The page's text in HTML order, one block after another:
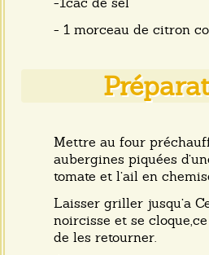
- 1 morceau de citron
Mettre au four
aubergines piquées
tomate et l’ail en
Laisser griller jusqu’a
noircisse et se
de les retourner.